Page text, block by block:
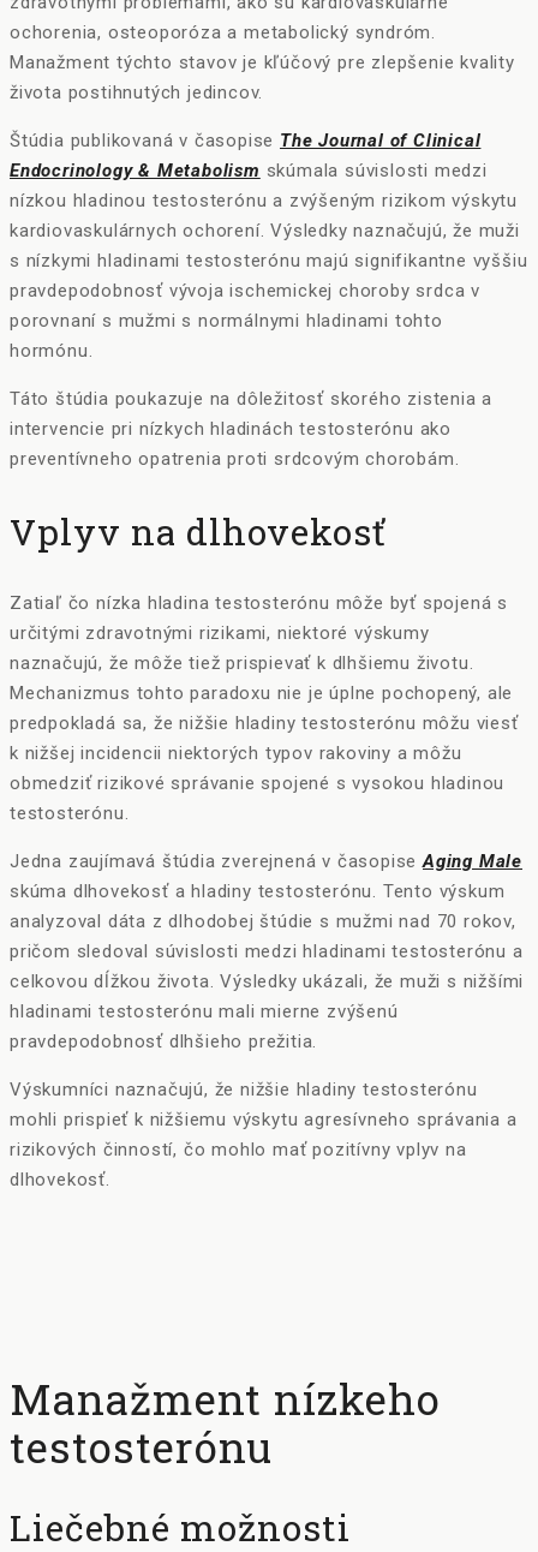
ochorenia, osteoporóza a metabolický syndróm.
Manažment týchto stavov je kľúčový pre zlepšenie kvality
života postihnutých jedincov.
Štúdia publikovaná v časopise The Journal of Clinical
Endocrinology & Metabolism skúmala súvislosti medzi
nízkou hladinou testosterónu a zvýšeným rizikom výskytu
kardiovaskulárnych ochorení. Výsledky naznačujú, že muži
s nízkymi hladinami testosterónu majú signifikantne vyššiu
pravdepodobnosť vývoja ischemickej choroby srdca v
porovnaní s mužmi s normálnymi hladinami tohto
hormónu.
Táto štúdia poukazuje na dôležitosť skorého zistenia a
intervencie pri nízkych hladinách testosterónu ako
preventívneho opatrenia proti srdcovým chorobám.
Vplyv na dlhovekosť
Zatiaľ čo nízka hladina testosterónu môže byť spojená s
určitými zdravotnými rizikami, niektoré výskumy
naznačujú, že môže tiež prispievať k dlhšiemu životu.
Mechanizmus tohto paradoxu nie je úplne pochopený, ale
predpokladá sa, že nižšie hladiny testosterónu môžu viesť
k nižšej incidencii niektorých typov rakoviny a môžu
obmedziť rizikové správanie spojené s vysokou hladinou
testosterónu.
Jedna zaujímavá štúdia zverejnená v časopise Aging Male
skúma dlhovekosť a hladiny testosterónu. Tento výskum
analyzoval dáta z dlhodobej štúdie s mužmi nad 70 rokov,
pričom sledoval súvislosti medzi hladinami testosterónu a
celkovou dĺžkou života. Výsledky ukázali, že muži s nižšími
hladinami testosterónu mali mierne zvýšenú
pravdepodobnosť dlhšieho prežitia.
Výskumníci naznačujú, že nižšie hladiny testosterónu
mohli prispieť k nižšiemu výskytu agresívneho správania a
rizikových činností, čo mohlo mať pozitívny vplyv na
dlhovekosť.
Manažment nízkeho
testosterónu
Liečebné možnosti